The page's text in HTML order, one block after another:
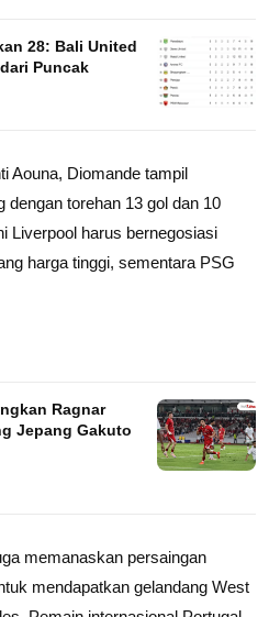
28: Bali United
Puncak
Aouna, Diomande tampil
torehan 13 gol dan 10
Liverpool harus bernegosiasi
harga tinggi, sementara PSG
Ragnar
Jepang Gakuto
memanaskan persaingan
mendapatkan gelandang West